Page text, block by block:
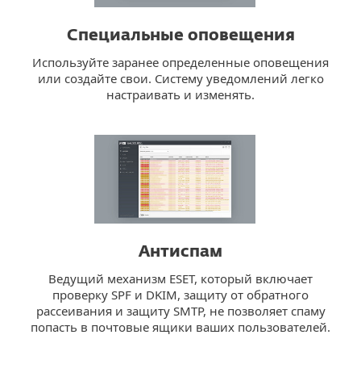
Специальные оповещения
Используйте заранее определенные оповещения
или создайте свои. Систему уведомлений легко
настраивать и изменять.
Антиспам
Ведущий механизм ESET, который включает
проверку SPF и DKIM, защиту от обратного
рассеивания и защиту SMTP, не позволяет спаму
попасть в почтовые ящики ваших пользователей.